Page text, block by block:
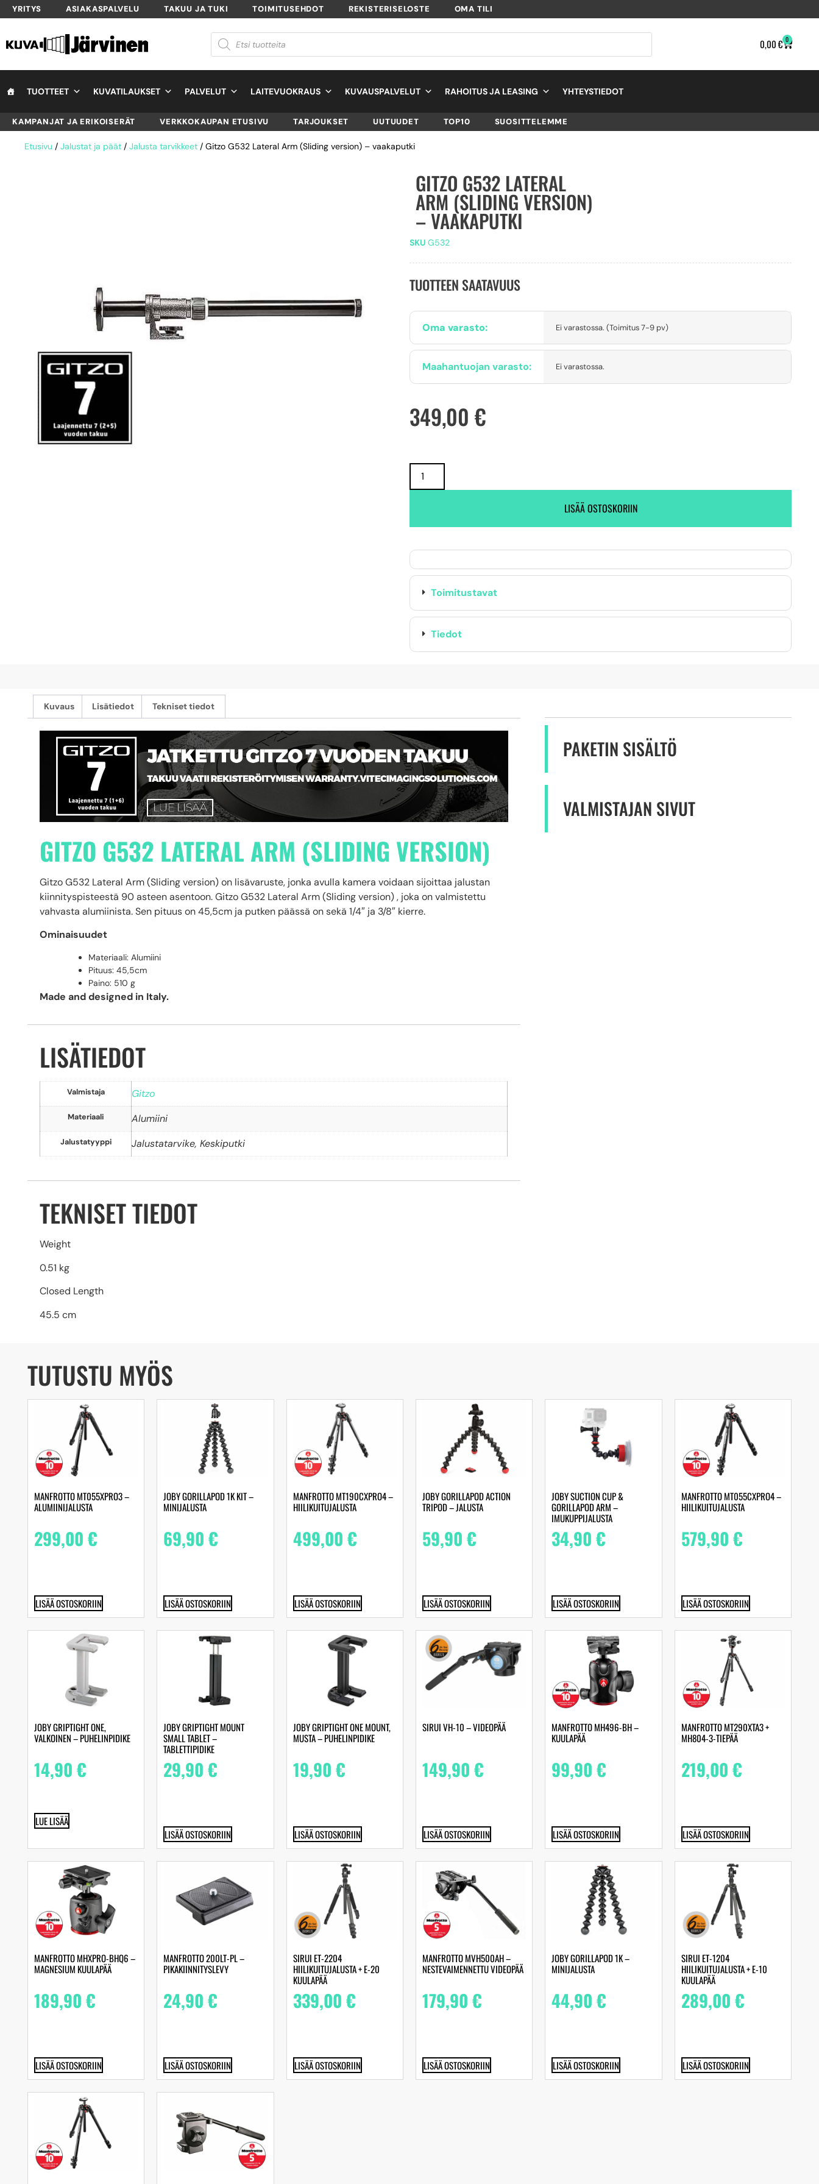
YRITYS ASIAKASPALVELU TAKUU JA TUKI TOIMITUSEHDOT REKISTERISELOSTE OMA TILI
0,00€ 0
TUOTTEET KUVATILAUKSET PALVELUT LAITEVUOKRAUS KUVAUSPALVELUT RAHOITUS JA LEASING YHTEYSTIEDOT
KAMPANJAT JA ERIKOISERÄT VERKKOKAUPAN ETUSIVU TARJOUKSET UUTUUDET TOP10 SUOSITTELEMME
Etusivu / Jalustat ja päät / Jalusta tarvikkeet / Gitzo G532 Lateral Arm (Sliding version) – vaakaputki
GITZO G532 LATERAL
ARM (SLIDING VERSION)
– VAAKAPUTKI
SKU G532
TUOTTEEN SAATAVUUS
Oma varasto: Ei varastossa. (Toimitus 7-9 pv)
Maahantuojan varasto: Ei varastossa.
349,00 €
LISÄÄ OSTOSKORIIN
Toimitustavat
Tiedot
Kuvaus Lisätiedot Tekniset tiedot
GITZO G532 LATERAL ARM (SLIDING VERSION)
Gitzo G532 Lateral Arm (Sliding version) on lisävaruste, jonka avulla kamera voidaan sijoittaa jalustan
kiinnityspisteestä 90 asteen asentoon. Gitzo G532 Lateral Arm (Sliding version) , joka on valmistettu
vahvasta alumiinista. Sen pituus on 45,5cm ja putken päässä on sekä 1/4″ ja 3/8″ kierre.
Ominaisuudet
Materiaali: Alumiini
Pituus: 45,5cm
Paino: 510 g
Made and designed in Italy.
LISÄTIEDOT
Valmistaja Gitzo
Materiaali Alumiini
Jalustatyyppi Jalustatarvike, Keskiputki
TEKNISET TIEDOT
Weight
0.51 kg
Closed Length
45.5 cm
PAKETIN SISÄLTÖ
VALMISTAJAN SIVUT
TUTUSTU MYÖS
MANFROTTO MT055XPRO3 –
ALUMIINIJALUSTA
299,00€
LISÄÄ OSTOSKORIIN
JOBY GORILLAPOD 1K KIT –
MINIJALUSTA
69,90€
LISÄÄ OSTOSKORIIN
MANFROTTO MT190CXPRO4 –
HIILIKUITUJALUSTA
499,00€
LISÄÄ OSTOSKORIIN
JOBY GORILLAPOD ACTION
TRIPOD – JALUSTA
59,90€
LISÄÄ OSTOSKORIIN
JOBY SUCTION CUP &
GORILLAPOD ARM –
IMUKUPPIJALUSTA
34,90€
LISÄÄ OSTOSKORIIN
MANFROTTO MT055CXPRO4 –
HIILIKUITUJALUSTA
579,90€
LISÄÄ OSTOSKORIIN
JOBY GRIPTIGHT ONE,
VALKOINEN – PUHELINPIDIKE
14,90€
LUE LISÄÄ
JOBY GRIPTIGHT MOUNT
SMALL TABLET –
TABLETTIPIDIKE
29,90€
LISÄÄ OSTOSKORIIN
JOBY GRIPTIGHT ONE MOUNT,
MUSTA – PUHELINPIDIKE
19,90€
LISÄÄ OSTOSKORIIN
SIRUI VH-10 – VIDEOPÄÄ
149,90€
LISÄÄ OSTOSKORIIN
MANFROTTO MH496-BH –
KUULAPÄÄ
99,90€
LISÄÄ OSTOSKORIIN
MANFROTTO MT290XTA3 +
MH804-3-TIEPÄÄ
219,00€
LISÄÄ OSTOSKORIIN
MANFROTTO MHXPRO-BHQ6 –
MAGNESIUM KUULAPÄÄ
189,90€
LISÄÄ OSTOSKORIIN
MANFROTTO 200LT-PL –
PIKAKIINNITYSLEVY
24,90€
LISÄÄ OSTOSKORIIN
SIRUI ET-2204
HIILIKUITUJALUSTA + E-20
KUULAPÄÄ
339,00€
LISÄÄ OSTOSKORIIN
MANFROTTO MVH500AH –
NESTEVAIMENNETTU VIDEOPÄÄ
179,90€
LISÄÄ OSTOSKORIIN
JOBY GORILLAPOD 1K –
MINIJALUSTA
44,90€
LISÄÄ OSTOSKORIIN
SIRUI ET-1204
HIILIKUITUJALUSTA + E-10
KUULAPÄÄ
289,00€
LISÄÄ OSTOSKORIIN